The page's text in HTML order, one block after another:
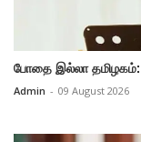
போதை இல்லா
Admin - 09 August 2026